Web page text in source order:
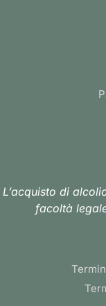
L’acquisto di
facoltà